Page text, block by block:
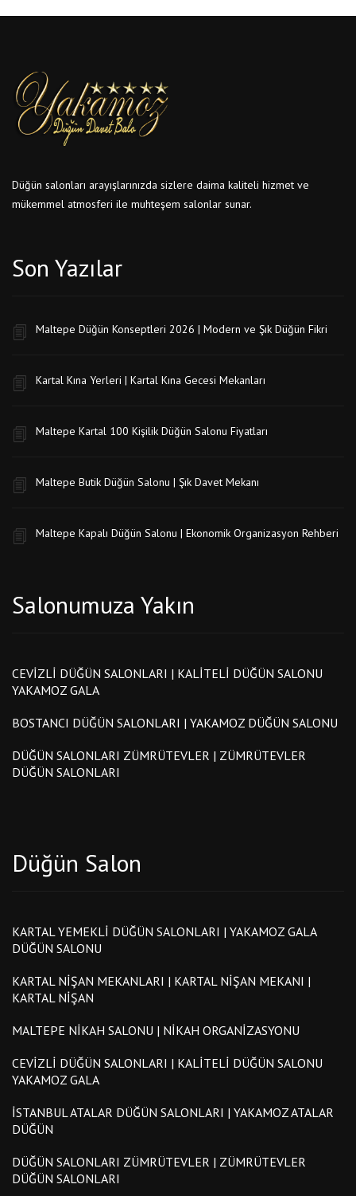
Düğün salonları arayışlarınızda sizlere daima kaliteli hizmet ve
mükemmel atmosferi ile muhteşem salonlar sunar.
Son Yazılar
Maltepe Düğün Konseptleri 2026 | Modern ve Şık Düğün Fikri
Kartal Kına Yerleri | Kartal Kına Gecesi Mekanları
Maltepe Kartal 100 Kişilik Düğün Salonu Fiyatları
Maltepe Butik Düğün Salonu | Şık Davet Mekanı
Maltepe Kapalı Düğün Salonu | Ekonomik Organizasyon Rehberi
Salonumuza Yakın
CEVIZLI DÜĞÜN SALONLARI | KALITELI DÜĞÜN SALONU
YAKAMOZ GALA
BOSTANCI DÜĞÜN SALONLARI | YAKAMOZ DÜĞÜN SALONU
DÜĞÜN SALONLARI ZÜMRÜTEVLER | ZÜMRÜTEVLER
DÜĞÜN SALONLARI
Düğün Salon
KARTAL YEMEKLI DÜĞÜN SALONLARI | YAKAMOZ GALA
DÜĞÜN SALONU
KARTAL NIŞAN MEKANLARI | KARTAL NIŞAN MEKANI |
KARTAL NIŞAN
MALTEPE NIKAH SALONU | NIKAH ORGANIZASYONU
CEVIZLI DÜĞÜN SALONLARI | KALITELI DÜĞÜN SALONU
YAKAMOZ GALA
İSTANBUL ATALAR DÜĞÜN SALONLARI | YAKAMOZ ATALAR
DÜĞÜN
DÜĞÜN SALONLARI ZÜMRÜTEVLER | ZÜMRÜTEVLER
DÜĞÜN SALONLARI